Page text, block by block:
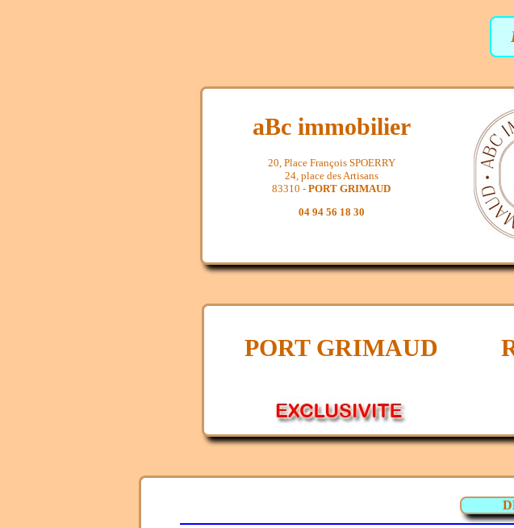
aBc immobilier
20, Place François SPOERRY
24, place des Artisans
83310 - PORT GRIMAUD
04 94 56 18 30
PORT GRIMAUD